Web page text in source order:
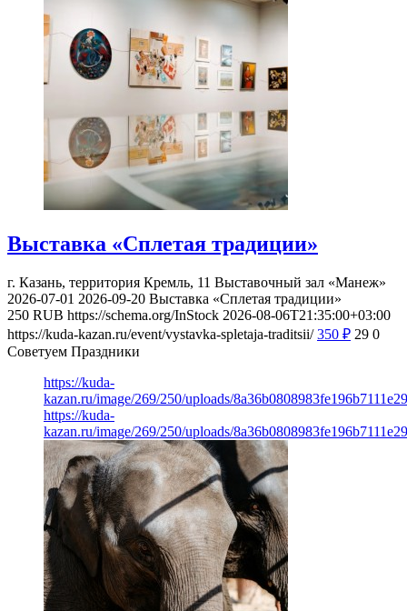
Выставка «Сплетая традиции»
г. Казань, территория Кремль, 11 Выставочный зал «Манеж»
2026-07-01 2026-09-20 Выставка «Сплетая традиции»
250 RUB https://schema.org/InStock 2026-08-06T21:35:00+03:00
https://kuda-kazan.ru/event/vystavka-spletaja-traditsii/ 350 ₽ 29 0
Советуем Праздники
https://kuda-
kazan.ru/image/269/250/uploads/
https://kuda-
kazan.ru/image/269/250/uploads/